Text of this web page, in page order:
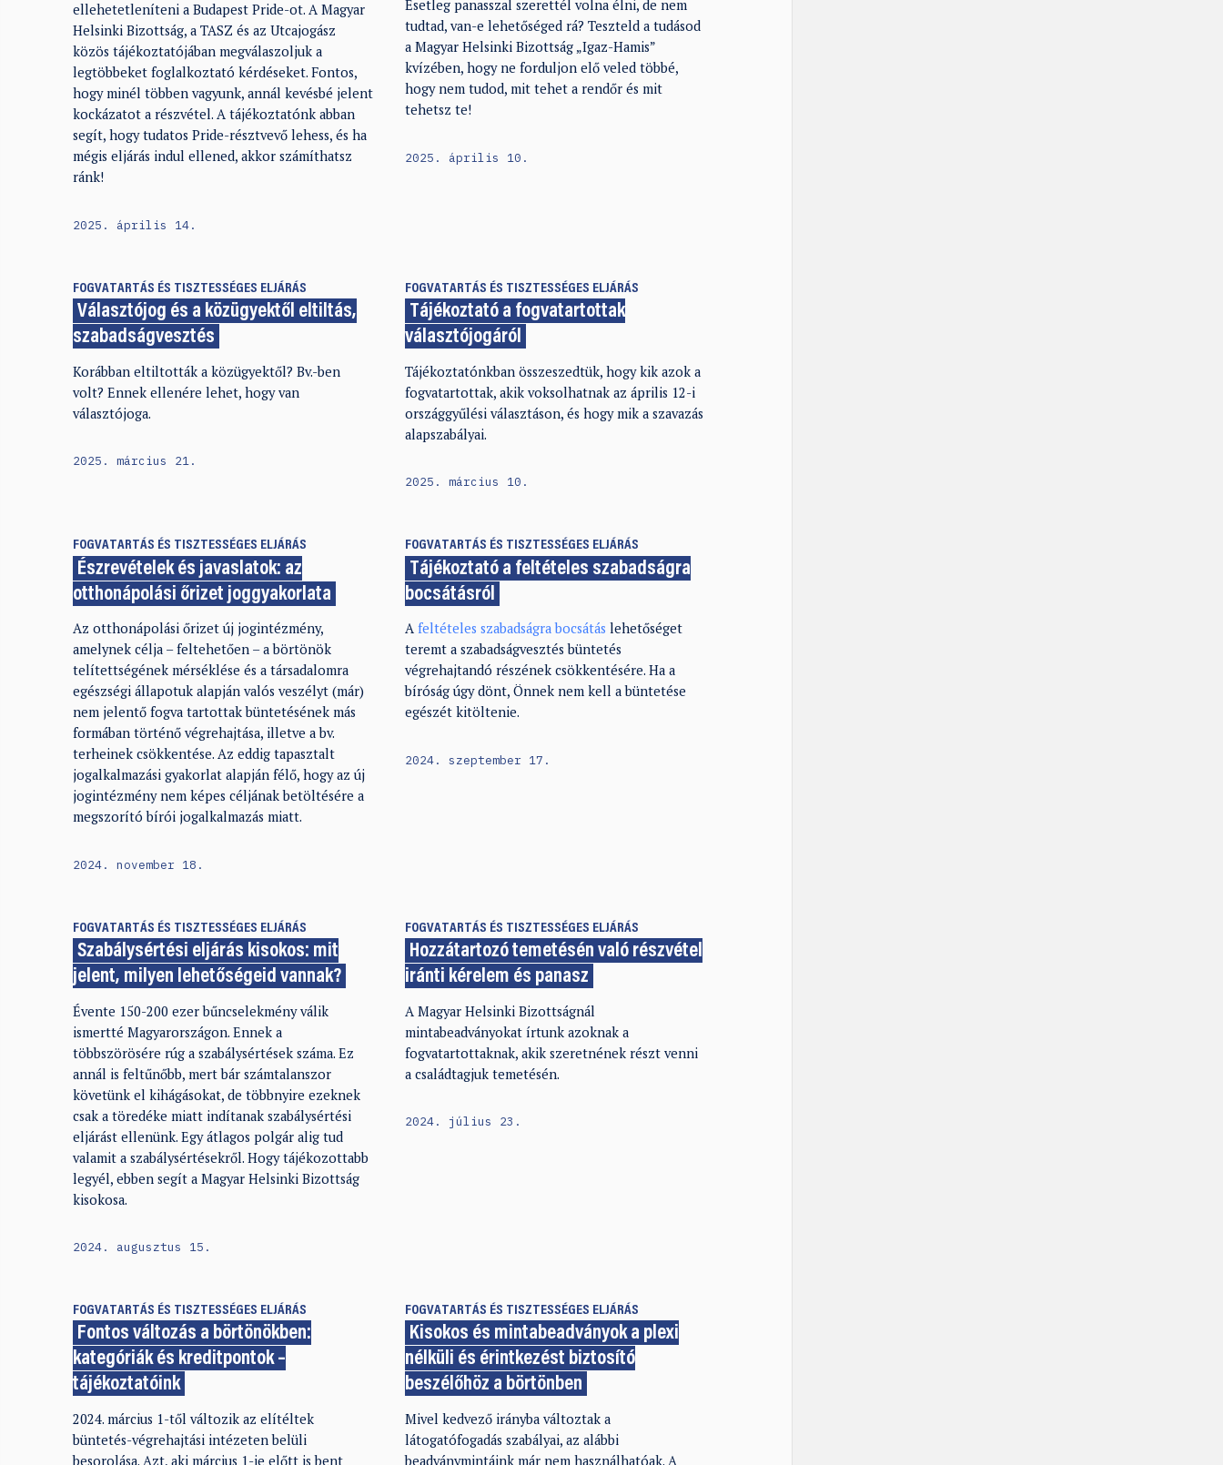
ellehetetleníteni a Budapest Pride-ot. A Magyar
Helsinki Bizottság, a TASZ és az Utcajogász
közös tájékoztatójában megválaszoljuk a
legtöbbeket foglalkoztató kérdéseket. Fontos,
hogy minél többen vagyunk, annál kevésbé jelent
kockázatot a részvétel. A tájékoztatónk abban
segít, hogy tudatos Pride-résztvevő lehess, és ha
mégis eljárás indul ellened, akkor számíthatsz
ránk!
2025. április 14.
Esetleg panasszal szerettél volna élni, de nem
tudtad, van-e lehetőséged rá? Teszteld a tudásod
a Magyar Helsinki Bizottság „Igaz-Hamis”
kvízében, hogy ne forduljon elő veled többé,
hogy nem tudod, mit tehet a rendőr és mit
tehetsz te!
2025. április 10.
FOGVATARTÁS ÉS TISZTESSÉGES ELJÁRÁS
Választójog és a közügyektől eltiltás,
szabadságvesztés
Korábban eltiltották a közügyektől? Bv.-ben
volt? Ennek ellenére lehet, hogy van
választójoga.
2025. március 21.
FOGVATARTÁS ÉS TISZTESSÉGES ELJÁRÁS
Tájékoztató a fogvatartottak
választójogáról
Tájékoztatónkban összeszedtük, hogy kik azok a
fogvatartottak, akik voksolhatnak az április 12-i
országgyűlési választáson, és hogy mik a szavazás
alapszabályai.
2025. március 10.
FOGVATARTÁS ÉS TISZTESSÉGES ELJÁRÁS
Észrevételek és javaslatok: az
otthonápolási őrizet joggyakorlata
Az otthonápolási őrizet új jogintézmény,
amelynek célja – feltehetően – a börtönök
telítettségének mérséklése és a társadalomra
egészségi állapotuk alapján valós veszélyt (már)
nem jelentő fogva tartottak büntetésének más
formában történő végrehajtása, illetve a bv.
terheinek csökkentése. Az eddig tapasztalt
jogalkalmazási gyakorlat alapján félő, hogy az új
jogintézmény nem képes céljának betöltésére a
megszorító bírói jogalkalmazás miatt.
2024. november 18.
FOGVATARTÁS ÉS TISZTESSÉGES ELJÁRÁS
Tájékoztató a feltételes szabadságra
bocsátásról
A feltételes szabadságra bocsátás lehetőséget
teremt a szabadságvesztés büntetés
végrehajtandó részének csökkentésére. Ha a
bíróság úgy dönt, Önnek nem kell a büntetése
egészét kitöltenie.
2024. szeptember 17.
FOGVATARTÁS ÉS TISZTESSÉGES ELJÁRÁS
Szabálysértési eljárás kisokos: mit
jelent, milyen lehetőségeid vannak?
Évente 150-200 ezer bűncselekmény válik
ismertté Magyarországon. Ennek a
többszörösére rúg a szabálysértések száma. Ez
annál is feltűnőbb, mert bár számtalanszor
követünk el kihágásokat, de többnyire ezeknek
csak a töredéke miatt indítanak szabálysértési
eljárást ellenünk. Egy átlagos polgár alig tud
valamit a szabálysértésekről. Hogy tájékozottabb
legyél, ebben segít a Magyar Helsinki Bizottság
kisokosa.
2024. augusztus 15.
FOGVATARTÁS ÉS TISZTESSÉGES ELJÁRÁS
Hozzátartozó temetésén való részvétel
iránti kérelem és panasz
A Magyar Helsinki Bizottságnál
mintabeadványokat írtunk azoknak a
fogvatartottaknak, akik szeretnének részt venni
a családtagjuk temetésén.
2024. július 23.
FOGVATARTÁS ÉS TISZTESSÉGES ELJÁRÁS
Fontos változás a börtönökben:
kategóriák és kreditpontok –
tájékoztatóink
2024. március 1-től változik az elítéltek
büntetés-végrehajtási intézeten belüli
besorolása. Azt, aki március 1-je előtt is bent
FOGVATARTÁS ÉS TISZTESSÉGES ELJÁRÁS
Kisokos és mintabeadványok a plexi
nélküli és érintkezést biztosító
beszélőhöz a börtönben
Mivel kedvező irányba változtak a
látogatófogadás szabályai, az alábbi
beadványmintáink már nem használhatóak. A